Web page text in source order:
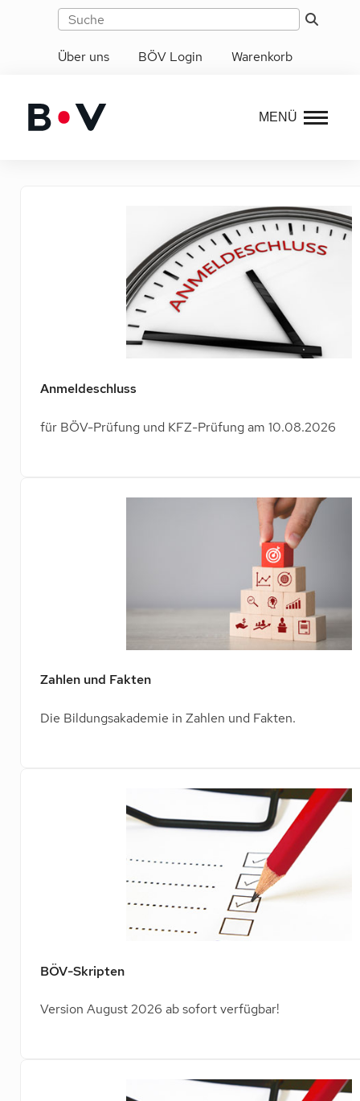
Über uns BÖV Login Warenkorb
MENÜ
Anmeldeschluss
für BÖV-Prüfung und KFZ-Prüfung am 10.08.2026
Zahlen und Fakten
Die Bildungsakademie in Zahlen und Fakten.
BÖV-Skripten
Version August 2026 ab sofort verfügbar!